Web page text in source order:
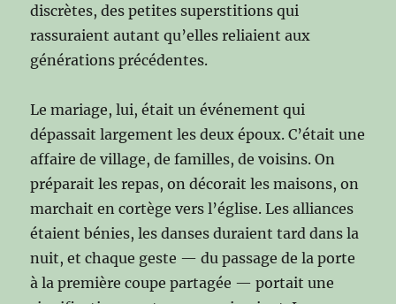
discrètes, des petites superstitions qui
rassuraient autant qu’elles reliaient aux
générations précédentes.
Le mariage, lui, était un événement qui
dépassait largement les deux époux. C’était une
affaire de village, de familles, de voisins. On
préparait les repas, on décorait les maisons, on
marchait en cortège vers l’église. Les alliances
étaient bénies, les danses duraient tard dans la
nuit, et chaque geste — du passage de la porte
à la première coupe partagée — portait une